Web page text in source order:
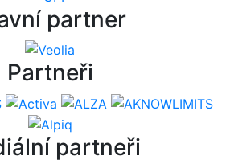
partner
Partneři
partneři